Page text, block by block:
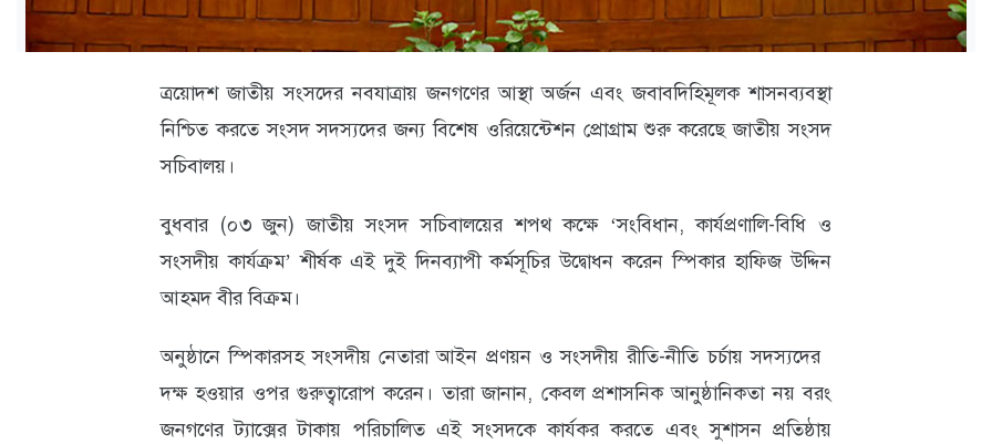
লাইফস্টাইল
ত্রয়োদশ জাতীয় সংসদের নবযাত্রায় জনগণের আস্থা অর্জন এবং জবাবদিহিমূলক শাসনব্যবস্থা
নিশ্চিত করতে সংসদ সদস্যদের জন্য বিশেষ ওরিয়েন্টেশন প্রোগ্রাম শুরু করেছে জাতীয় সংসদ
সচিবালয়।
বুধবার (০৩ জুন) জাতীয় সংসদ সচিবালয়ের শপথ কক্ষে ‘সংবিধান, কার্যপ্রণালি-বিধি ও
সংসদীয় কার্যক্রম’ শীর্ষক এই দুই দিনব্যাপী কর্মসূচির উদ্বোধন করেন স্পিকার হাফিজ উদ্দিন
আহমদ বীর বিক্রম।
অনুষ্ঠানে স্পিকারসহ সংসদীয় নেতারা আইন প্রণয়ন ও সংসদীয় রীতি-নীতি চর্চায় সদস্যদের
দক্ষ হওয়ার ওপর গুরুত্বারোপ করেন। তারা জানান, কেবল প্রশাসনিক আনুষ্ঠানিকতা নয় বরং
জনগণের ট্যাক্সের টাকায় পরিচালিত এই সংসদকে কার্যকর করতে এবং সুশাসন প্রতিষ্ঠায়